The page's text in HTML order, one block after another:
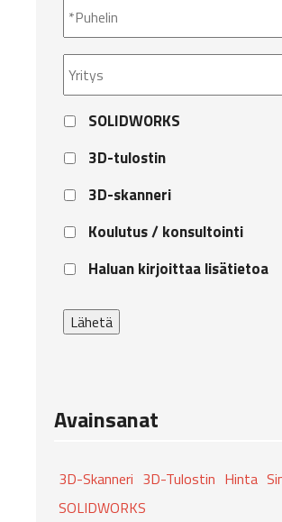
Yritys
Tuote
SOLIDWORKS
3D-tulostin
3D-skanneri
Koulutus / konsultointi
Lisätietoa
Haluan kirjoittaa lisätietoa
Lähetä
Avainsanat
3D-Skanneri 3D-Tulostin Hinta
SOLIDWORKS